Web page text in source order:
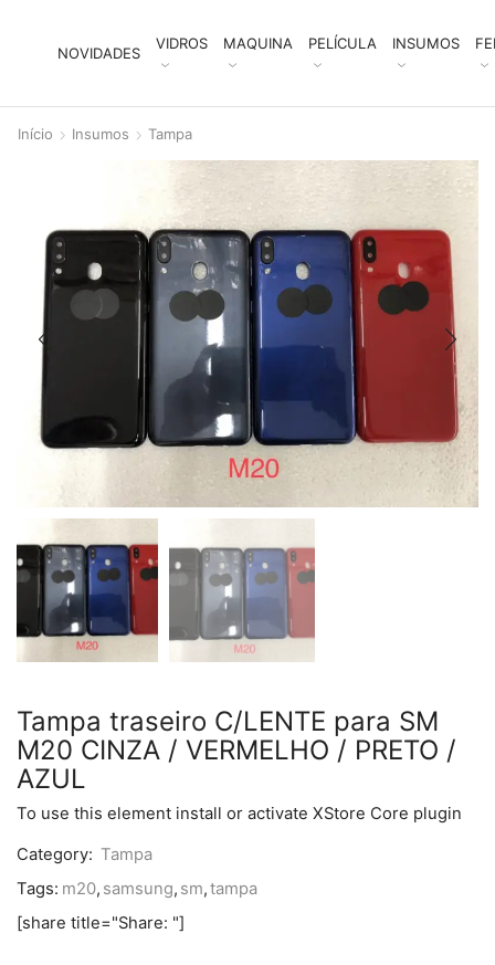
NOVIDADES
VIDROS MAQUINA PELÍCULA INSUMOS
Início Insumos Tampa
Tampa traseiro C/LENTE para SM
M20 CINZA / VERMELHO / PRETO /
AZUL
To use this element install or activate XStore Core plugin
Category: Tampa
Tags: m20, samsung, sm,tampa
[share title="Share: "]